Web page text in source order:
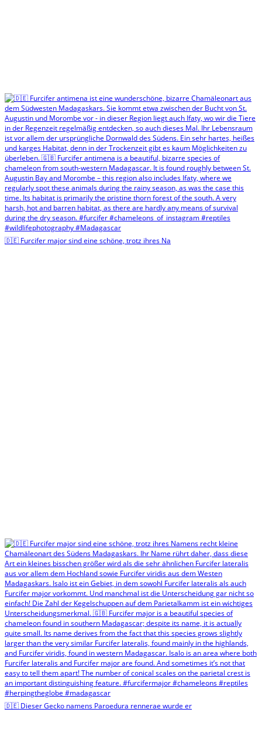
🇩🇪 Furcifer major sind eine schöne, trotz ihres Na
🇩🇪 Dieser Gecko namens Paroedura rennerae wurde er